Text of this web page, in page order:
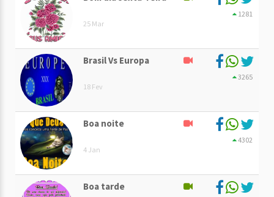
25 Mar
1281
Brasil Vs Europa
18 Fev
3265
Boa noite
4 Jan
4302
Boa tarde